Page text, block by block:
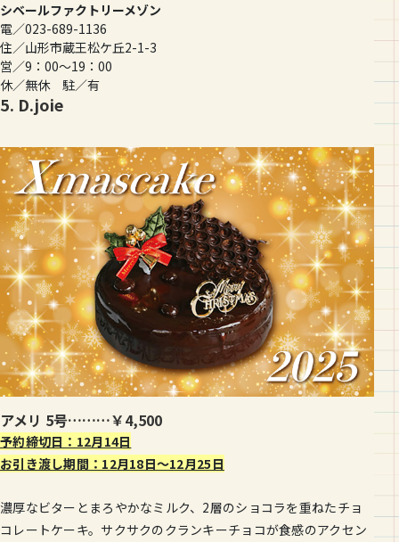
シベールファクトリーメゾン
電／023-689-1136
住／山形市蔵王松ケ丘2-1-3
営／9：00～19：00
休／無休 駐／有
5. D.joie
アメリ 5号………￥4,500
予約締切日：12月14日
お引き渡し期間：12月18日〜12月25日
濃厚なビターとまろやかなミルク、2層のショコラを重ねたチョ
コレートケーキ。サクサクのクランキーチョコが食感のアクセン